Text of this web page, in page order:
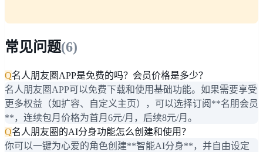
常见问题(6)
Q名人朋友圈APP是免费的吗？会员价格是多少？
名人朋友圈APP可以免费下载和使用基础功能。如果需要享受
更多权益（如扩容、自定义主页），可以选择订阅**名朋会员
**，连续包月价格为首月6元/月，后续8元/月。
Q名人朋友圈的AI分身功能怎么创建和使用？
你可以一键为心爱的角色创建**智能AI分身**，并自由设定